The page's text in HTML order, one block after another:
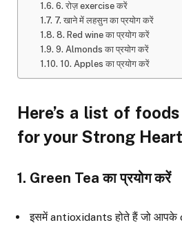
6. रोज़ exercise करें
7. खाने में लहसुन का प्रयोग करें
8. Red wine का प्रयोग करें
9. Almonds का प्रयोग करें
10. Apples का प्रयोग करें
Here’s a list of
for your Strong Heart
1. Green Teaका प्रयोग करें
इसमें antioxidants होते हैं जो